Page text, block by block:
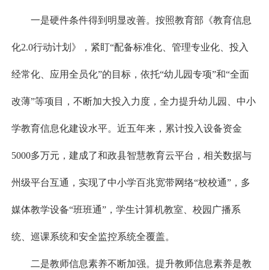
一是硬件条件得到明显改善。按照教育部《教育信息
化2.0行动计划》，紧盯“配备标准化、管理专业化、投入
经常化、应用全员化”的目标，依托“幼儿园专项”和“全面
改薄”等项目，不断加大投入力度，全力提升幼儿园、中小
学教育信息化建设水平。近五年来，累计投入设备资金
5000多万元，建成了和政县智慧教育云平台，相关数据与
州级平台互通，实现了中小学百兆宽带网络“校校通”，多
媒体教学设备“班班通”，学生计算机教室、校园广播系
统、巡课系统和安全监控系统全覆盖。
二是教师信息素养不断加强。提升教师信息素养是教